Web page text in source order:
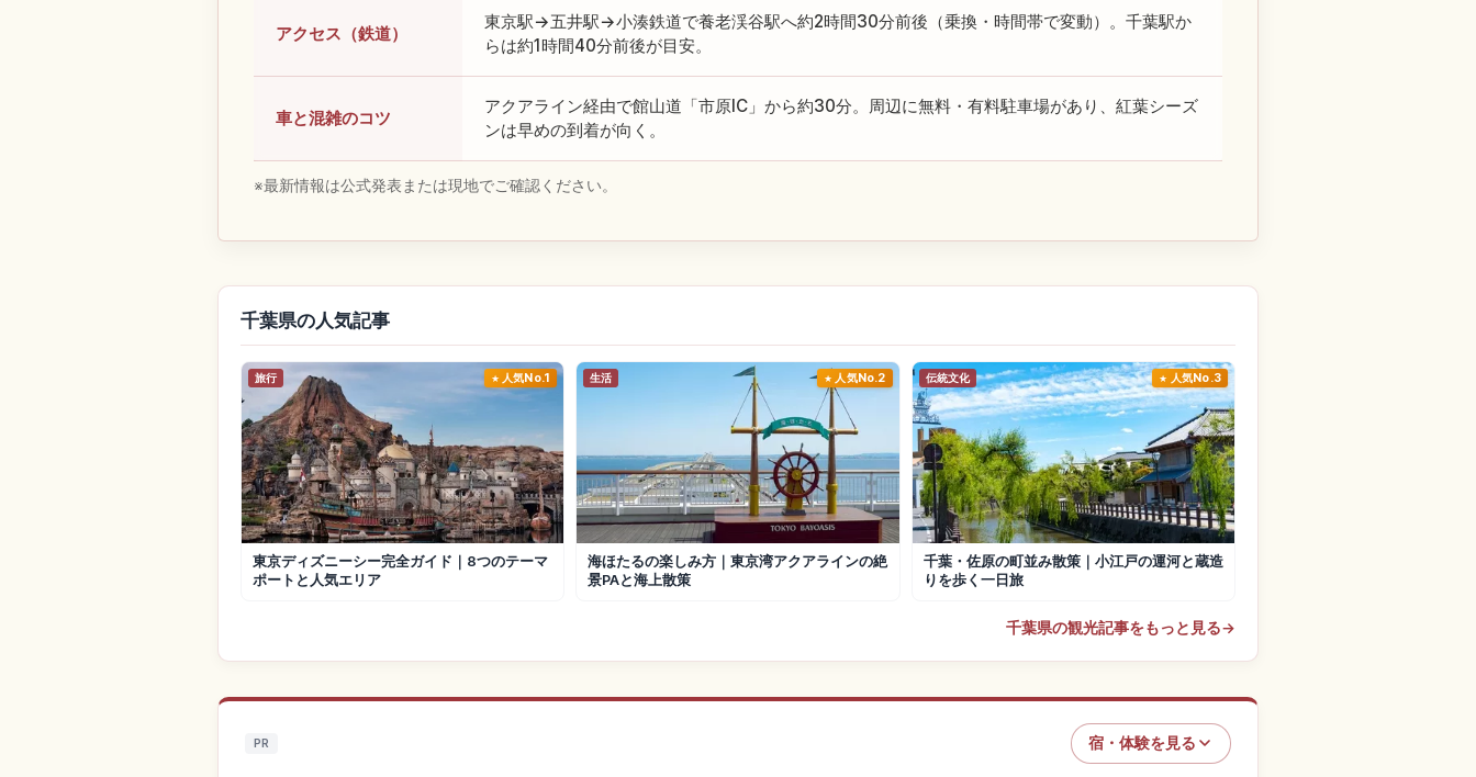
アクセス（鉄道）
東京駅→五井駅→小湊鉄道で養老渓谷駅へ約2時間30分前後（乗換・時間帯で変動）。千葉駅か
らは約1時間40分前後が目安。
車と混雑のコツ
アクアライン経由で館山道「市原IC」から約30分。周辺に無料・有料駐車場があり、紅葉シーズ
ンは早めの到着が向く。
※最新情報は公式発表または現地でご確認ください。
千葉県の人気記事
旅行 人気No.1
東京ディズニーシー完全ガイド｜8つのテーマ
ポートと人気エリア
生活 人気No.2
海ほたるの楽しみ方｜東京湾アクアラインの絶
景PAと海上散策
伝統文化 人気No.3
千葉・佐原の町並み散策｜小江戸の運河と蔵造
りを歩く一日旅
千葉県の観光記事をもっと見る→
PR 宿・体験を見る